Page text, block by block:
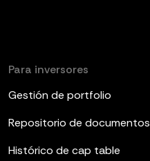
Para inversores
Gestión de portfolio
Repositorio de documentos
Histórico de cap table